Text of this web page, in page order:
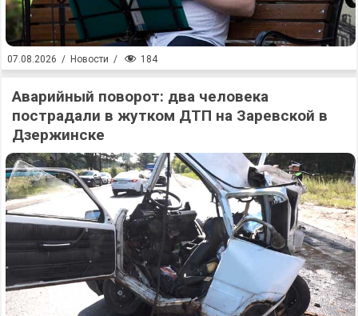
07.08.2026 / Новости / 184
Аварийный поворот: два человека
пострадали в жутком ДТП на Заревской в
Дзержинске